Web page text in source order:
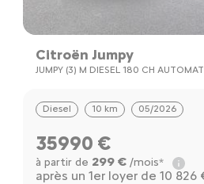
Citroën Jumpy
JUMPY (3) M DIESEL 180 CH
Diesel 10 km 05/2026
35990 €
à partir de 299 €/mois*
après un 1er loyer de 10 826